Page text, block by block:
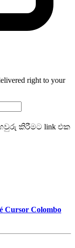
right to your
කිරීමට link එක
Colombo